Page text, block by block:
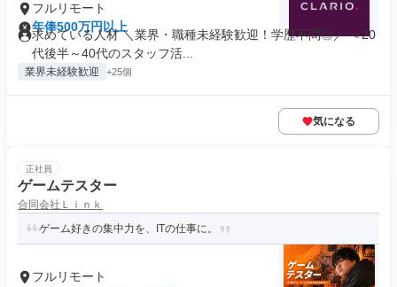
フルリモート
年俸500万円以上
求めている人材 ＼業界・職種未経験歓迎！学歴不問◎／ ＜20
代後半～40代のスタッフ活...
業界未経験歓迎 +25個
気になる
正社員
ゲームテスター
合同会社Ｌｉｎｋ
ゲーム好きの集中力を、ITの仕事に。
フルリモート